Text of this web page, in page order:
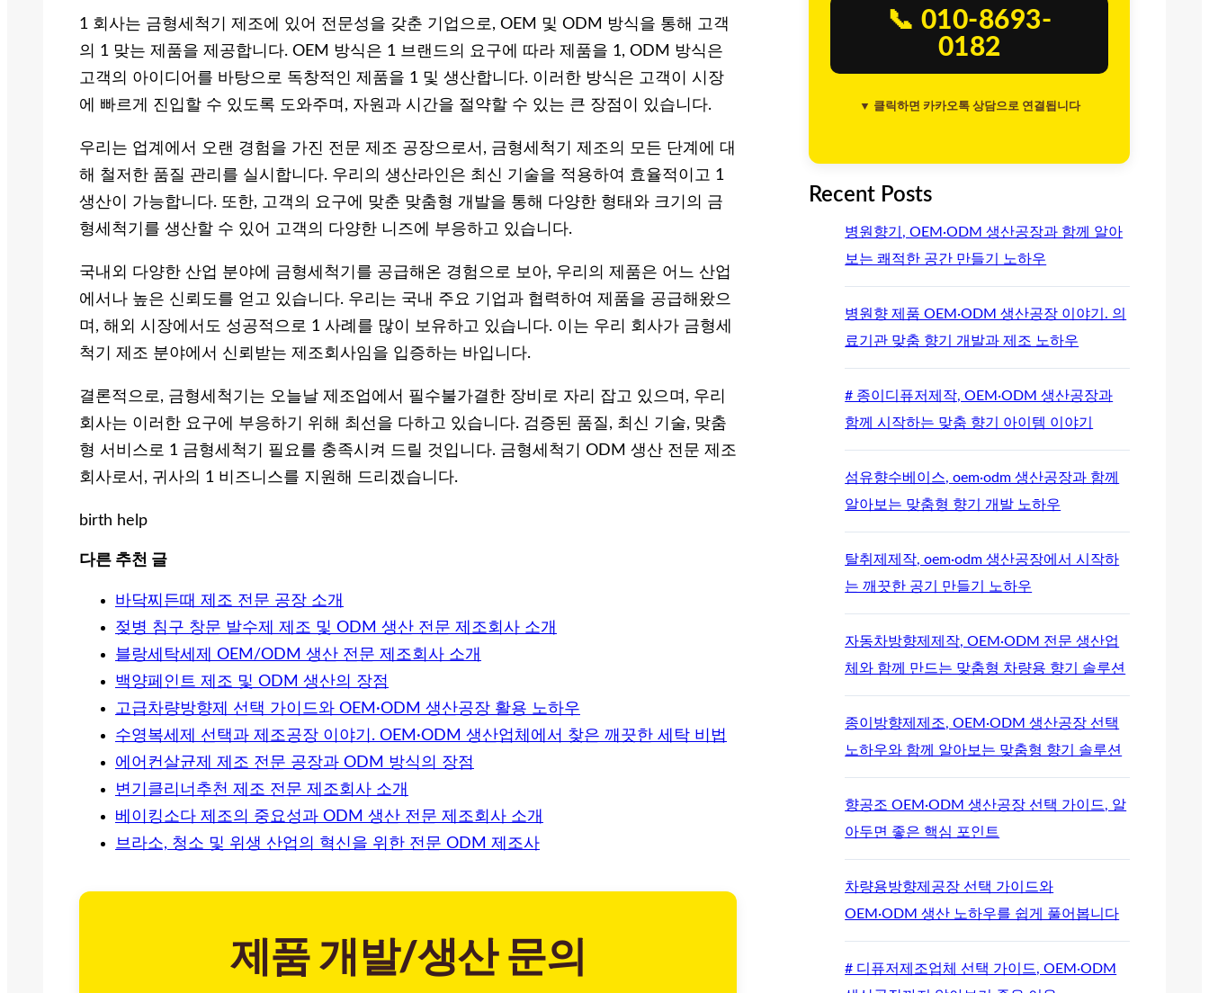
1 회사는 금형세척기 제조에 있어 전문성을 갖춘 기업으로, OEM 및 ODM 방식을 통해 고객
의 1 맞는 제품을 제공합니다. OEM 방식은 1 브랜드의 요구에 따라 제품을 1, ODM 방식은
고객의 아이디어를 바탕으로 독창적인 제품을 1 및 생산합니다. 이러한 방식은 고객이 시장
에 빠르게 진입할 수 있도록 도와주며, 자원과 시간을 절약할 수 있는 큰 장점이 있습니다.
우리는 업계에서 오랜 경험을 가진 전문 제조 공장으로서, 금형세척기 제조의 모든 단계에 대
해 철저한 품질 관리를 실시합니다. 우리의 생산라인은 최신 기술을 적용하여 효율적이고 1
생산이 가능합니다. 또한, 고객의 요구에 맞춘 맞춤형 개발을 통해 다양한 형태와 크기의 금
형세척기를 생산할 수 있어 고객의 다양한 니즈에 부응하고 있습니다.
국내외 다양한 산업 분야에 금형세척기를 공급해온 경험으로 보아, 우리의 제품은 어느 산업
에서나 높은 신뢰도를 얻고 있습니다. 우리는 국내 주요 기업과 협력하여 제품을 공급해왔으
며, 해외 시장에서도 성공적으로 1 사례를 많이 보유하고 있습니다. 이는 우리 회사가 금형세
척기 제조 분야에서 신뢰받는 제조회사임을 입증하는 바입니다.
결론적으로, 금형세척기는 오늘날 제조업에서 필수불가결한 장비로 자리 잡고 있으며, 우리
회사는 이러한 요구에 부응하기 위해 최선을 다하고 있습니다. 검증된 품질, 최신 기술, 맞춤
형 서비스로 1 금형세척기 필요를 충족시켜 드릴 것입니다. 금형세척기 ODM 생산 전문 제조
회사로서, 귀사의 1 비즈니스를 지원해 드리겠습니다.
birth help
다른 추천 글
바닥찌든때 제조 전문 공장 소개
젖병 침구 창문 발수제 제조 및 ODM 생산 전문 제조회사 소개
블랑세탁세제 OEM/ODM 생산 전문 제조회사 소개
백양페인트 제조 및 ODM 생산의 장점
고급차량방향제 선택 가이드와 OEM·ODM 생산공장 활용 노하우
수영복세제 선택과 제조공장 이야기. OEM·ODM 생산업체에서 찾은 깨끗한 세탁 비법
에어컨살균제 제조 전문 공장과 ODM 방식의 장점
변기클리너추천 제조 전문 제조회사 소개
베이킹소다 제조의 중요성과 ODM 생산 전문 제조회사 소개
브라소, 청소 및 위생 산업의 혁신을 위한 전문 ODM 제조사
제품 개발/생산 문의
📞 010-8693-
0182
▼ 클릭하면 카카오톡 상담으로 연결됩니다
Recent Posts
병원향기, OEM·ODM 생산공장과 함께 알아
보는 쾌적한 공간 만들기 노하우
병원향 제품 OEM·ODM 생산공장 이야기. 의
료기관 맞춤 향기 개발과 제조 노하우
# 종이디퓨저제작, OEM·ODM 생산공장과
함께 시작하는 맞춤 향기 아이템 이야기
섬유향수베이스, oem·odm 생산공장과 함께
알아보는 맞춤형 향기 개발 노하우
탈취제제작, oem·odm 생산공장에서 시작하
는 깨끗한 공기 만들기 노하우
자동차방향제제작, OEM·ODM 전문 생산업
체와 함께 만드는 맞춤형 차량용 향기 솔루션
종이방향제제조, OEM·ODM 생산공장 선택
노하우와 함께 알아보는 맞춤형 향기 솔루션
향공조 OEM·ODM 생산공장 선택 가이드, 알
아두면 좋은 핵심 포인트
차량용방향제공장 선택 가이드와
OEM·ODM 생산 노하우를 쉽게 풀어봅니다
# 디퓨저제조업체 선택 가이드, OEM·ODM